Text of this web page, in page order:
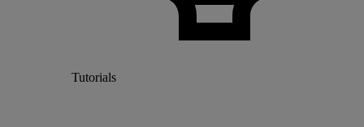
Tutorials